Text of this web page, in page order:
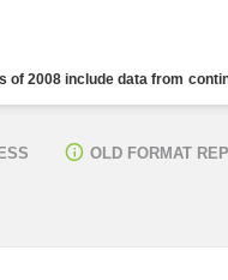
of 2008 include data from
OLD FORMAT